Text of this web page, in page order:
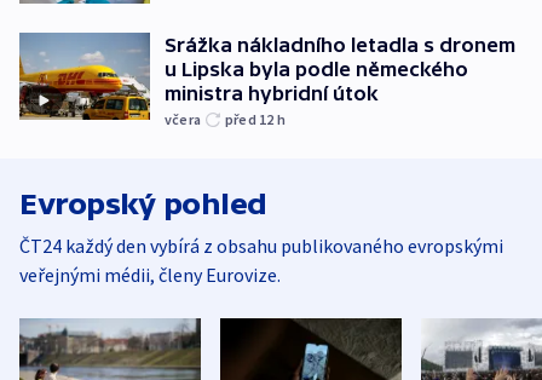
Srážka nákladního letadla s dronem
u Lipska byla podle německého
ministra hybridní útok
včera před 12 h
Evropský pohled
ČT24 každý den vybírá z obsahu publikovaného evropskými
veřejnými médii, členy Eurovize.